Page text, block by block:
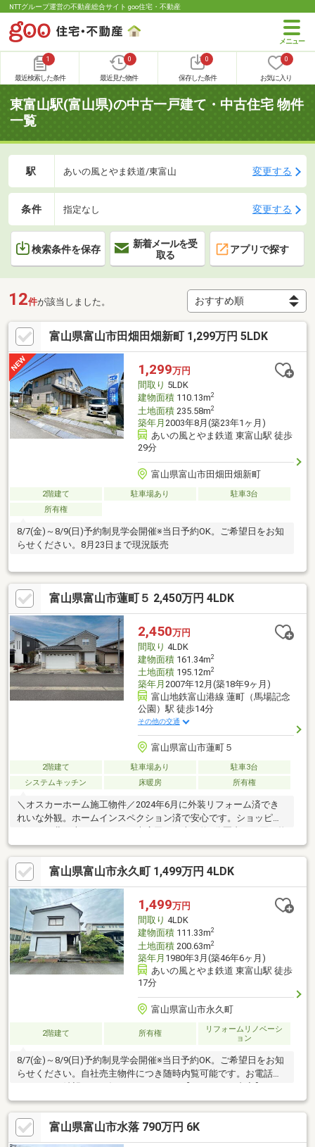
NTTグループ運営の不動産総合サイト goo住宅・不動産
1
最近検索した条件
0
最近見た物件
0
保存した条件
0
お気に入り
東富山駅(富山県)の中古一戸建て・中古住宅 物件
一覧
駅 あいの風とやま鉄道/東富山 変更する
条件 指定なし 変更する
検索条件を保存
新着メールを受
取る
アプリで探す
12件が該当しました。
富山県富山市田畑田畑新町 1,299万円 5LDK
1,299万円
間取り 5LDK
建物面積110.13m2
土地面積235.58m2
築年月 2003年8月(築23年1ヶ月)
あいの風とやま鉄道 東富山駅 徒歩
29分
富山県富山市田畑田畑新町
2階建て 駐車場あり
駐車3台
所有権
8/7(金)～8/9(日)予約制見学会開催※当日予約OK。ご希望日をお知
らせください。8月23日まで現況販売
富山県富山市蓮町５ 2,450万円 4LDK
2,450万円
間取り 4LDK
建物面積161.34m2
土地面積195.12m2
築年月 2007年12月(築18年9ヶ月)
富山地鉄富山港線 蓮町（馬場記念
公園）駅 徒歩14分
その他の交通
富山県富山市蓮町５
2階建て 駐車場あり
駐車3台
システムキッチン
床暖房 所有権
＼オスカーホーム施工物件／2024年6月に外装リフォーム済でき
れいな外観。ホームインスペクション済で安心です。ショッピン
にも便利な立地。近くには、岩瀬スポーツ公園や運河沿いの遊歩
道があり、自然を感じながら暮らせる穏やかな環境。子育て世帯
にもおすすめの立地です。◆ロケーション荻浦保育園...約1500m
富山市立萩浦小学校...約1200m富山市立岩瀬中学校...約900mショ
ッピングタウン北の森...約1400mイータウン大広田...約1700m
富山県富山市永久町 1,499万円 4LDK
1,499万円
間取り 4LDK
建物面積111.33m2
土地面積200.63m2
築年月 1980年3月(築46年6ヶ月)
あいの風とやま鉄道 東富山駅 徒歩
17分
富山県富山市永久町
2階建て 所有権
リフォームリノベーシ
ョン
8/7(金)～8/9(日)予約制見学会開催※当日予約OK。ご希望日をお知
らせください。自社売主物件につき随時内覧可能です。お電話か
ロアリ防蟻工事、クリーニング、鍵交換、雨漏り点検、設備点検
●駐車場拡張、外壁塗装●システムキッチン交換、ユニットバス交
換、トイレ交換、洗面化粧台交換●間取変更、玄関ドア交換、室
内ドア交換、床材上張り、シューズボックス新設、クロス張替え
富山県富山市水落 790万円 6K